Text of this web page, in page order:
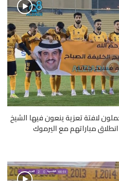
لافتة تعزية ينعون فيها الشيخ
مباراتهم مع اليرموك